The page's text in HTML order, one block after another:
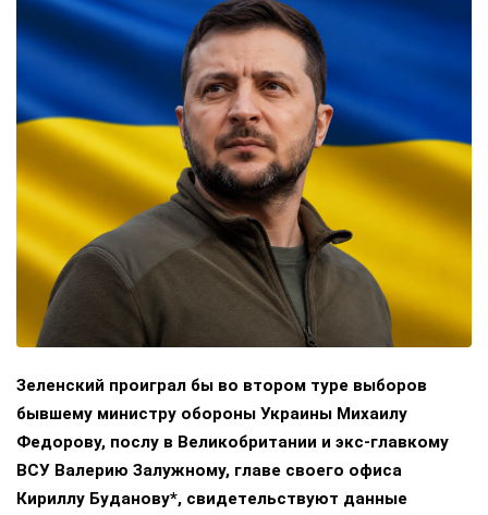
Зеленский проиграл бы во втором туре выборов
бывшему министру обороны Украины Михаилу
Федорову, послу в Великобритании и экс-главкому
ВСУ Валерию Залужному, главе своего офиса
Кириллу Буданову*, свидетельствуют данные